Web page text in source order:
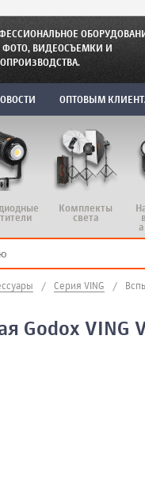
ФОТО, ВИДЕОСЪЕМКИ И
ОПТОВЫМ
Комплекты
света
/ Серия VING /
Godox VING